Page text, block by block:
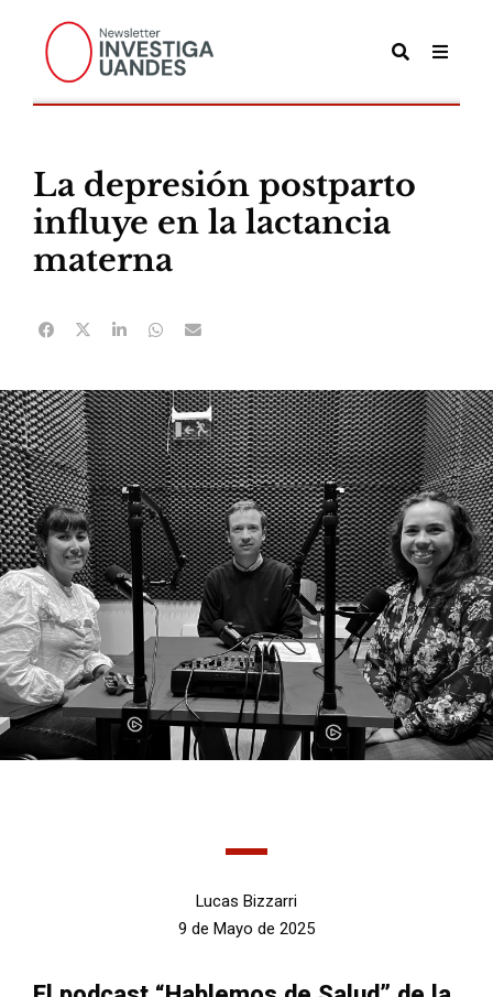
La depresión postparto
influye en la lactancia
materna
Lucas Bizzarri
9 de Mayo de 2025